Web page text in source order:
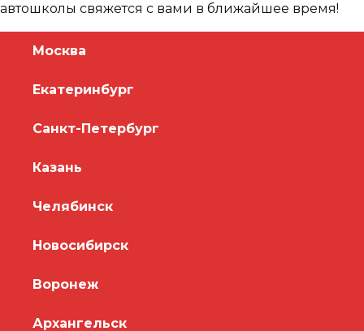
автошколы свяжется с вами в ближайшее время!
Москва
Екатеринбург
Санкт-Петербург
Казань
Челябинск
Новосибирск
Воронеж
Архангельск